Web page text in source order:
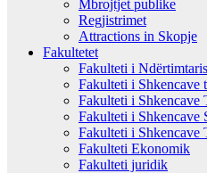
Mbrojtjet publike
Regjistrimet
Attractions in Skopje
Fakultetet
Fakulteti i
Fakulteti i Shkencave
Fakulteti i Shkencave
Fakulteti i Shkencave
Fakulteti i Shkencave
Fakulteti Ekonomik
Fakulteti juridik